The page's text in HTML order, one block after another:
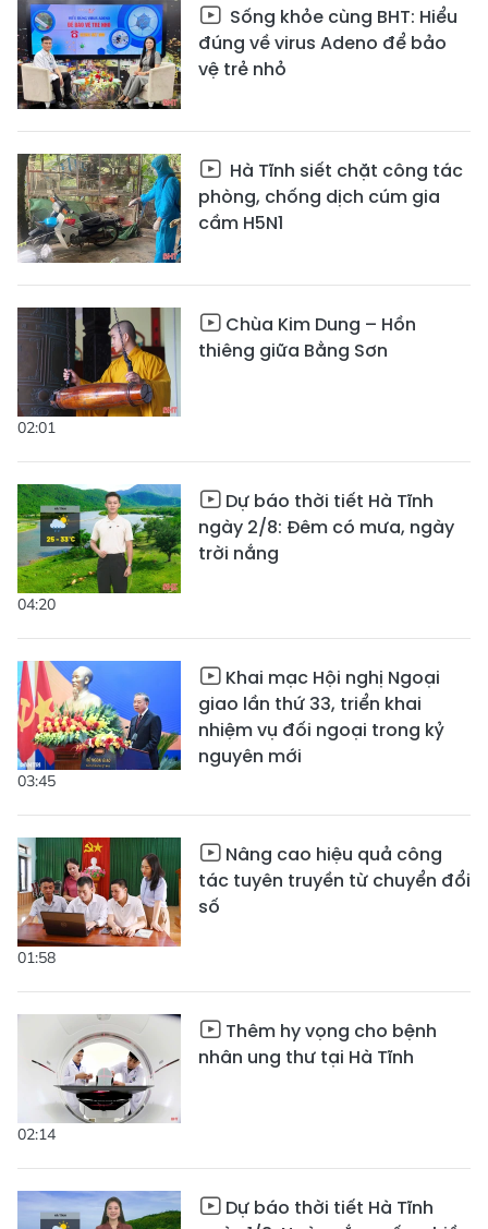
Sống khỏe cùng BHT: Hiểu
đúng về virus Adeno để bảo
vệ trẻ nhỏ
Hà Tĩnh siết chặt công tác
phòng, chống dịch cúm gia
cầm H5N1
02:01
Chùa Kim Dung – Hồn
thiêng giữa Bằng Sơn
04:20
Dự báo thời tiết Hà Tĩnh
ngày 2/8: Đêm có mưa, ngày
trời nắng
03:45
Khai mạc Hội nghị Ngoại
giao lần thứ 33, triển khai
nhiệm vụ đối ngoại trong kỷ
nguyên mới
01:58
Nâng cao hiệu quả công
tác tuyên truyền từ chuyển đổi
số
02:14
Thêm hy vọng cho bệnh
nhân ung thư tại Hà Tĩnh
Dự báo thời tiết Hà Tĩnh